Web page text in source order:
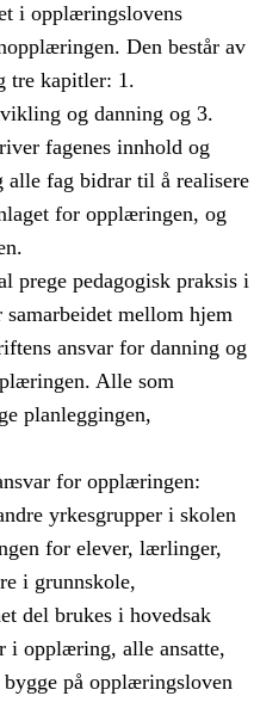
i opplæringslovens
Den består av
tre kapitler: 1.
og danning og 3.
fagenes innhold og
fag bidrar til å realisere
for opplæringen, og
prege pedagogisk praksis i
mellom hjem
ansvar for danning og
Alle som
planleggingen,
for opplæringen:
yrkesgrupper i skolen
for elever, lærlinger,
i grunnskole,
del brukes i hovedsak
i opplæring, alle ansatte,
på opplæringsloven